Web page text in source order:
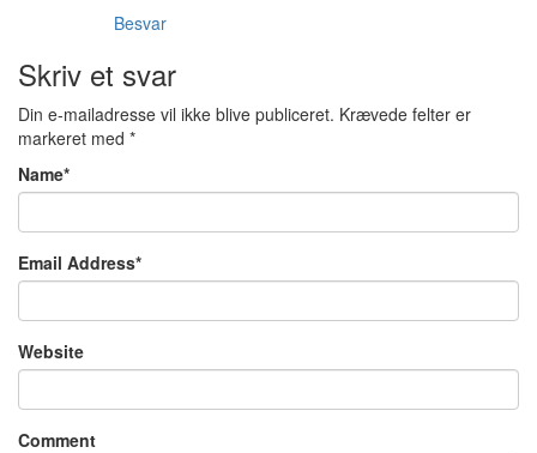
Besvar
Skriv et svar
Din e-mailadresse vil ikke blive publiceret. Krævede felter er
markeret med *
Name*
Email Address*
Website
Comment